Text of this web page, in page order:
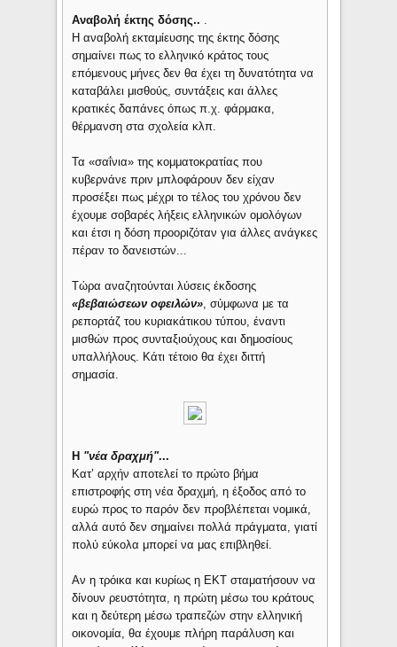
Αναβολή έκτης δόσης.. .
Η αναβολή εκταμίευσης της έκτης δόσης
σημαίνει πως το ελληνικό κράτος τους
επόμενους μήνες δεν θα έχει τη δυνατότητα να
καταβάλει μισθούς, συντάξεις και άλλες
κρατικές δαπάνες όπως π.χ. φάρμακα,
θέρμανση στα σχολεία κλπ.
Τα «σαΐνια» της κομματοκρατίας που
κυβερνάνε πριν μπλοφάρουν δεν είχαν
προσέξει πως μέχρι το τέλος του χρόνου δεν
έχουμε σοβαρές λήξεις ελληνικών ομολόγων
και έτσι η δόση προοριζόταν για άλλες ανάγκες
πέραν το δανειστών...
Τώρα αναζητούνται λύσεις έκδοσης
«βεβαιώσεων οφειλών», σύμφωνα με τα
ρεπορτάζ του κυριακάτικου τύπου, έναντι
μισθών προς συνταξιούχους και δημοσίους
υπαλλήλους. Κάτι τέτοιο θα έχει διττή
σημασία.
Η "νέα δραχμή"...
Κατ’ αρχήν αποτελεί το πρώτο βήμα
επιστροφής στη νέα δραχμή, η έξοδος από το
ευρώ προς το παρόν δεν προβλέπεται νομικά,
αλλά αυτό δεν σημαίνει πολλά πράγματα, γιατί
πολύ εύκολα μπορεί να μας επιβληθεί.
Αν η τρόικα και κυρίως η ΕΚΤ σταματήσουν να
δίνουν ρευστότητα, η πρώτη μέσω του κράτους
και η δεύτερη μέσω τραπεζών στην ελληνική
οικονομία, θα έχουμε πλήρη παράλυση και